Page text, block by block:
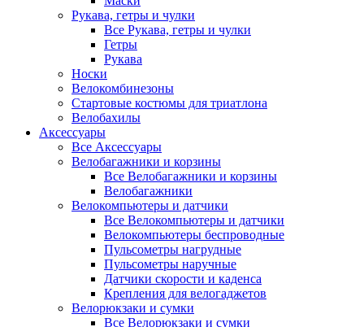
Рукава, гетры и чулки
Все Рукава, гетры и чулки
Гетры
Рукава
Носки
Велокомбинезоны
Стартовые костюмы для триатлона
Велобахилы
Аксессуары
Все Аксессуары
Велобагажники и корзины
Все Велобагажники и корзины
Велобагажники
Велокомпьютеры и датчики
Все Велокомпьютеры и датчики
Велокомпьютеры беспроводные
Пульсометры нагрудные
Пульсометры наручные
Датчики скорости и каденса
Крепления для велогаджетов
Велорюкзаки и сумки
Все Велорюкзаки и сумки